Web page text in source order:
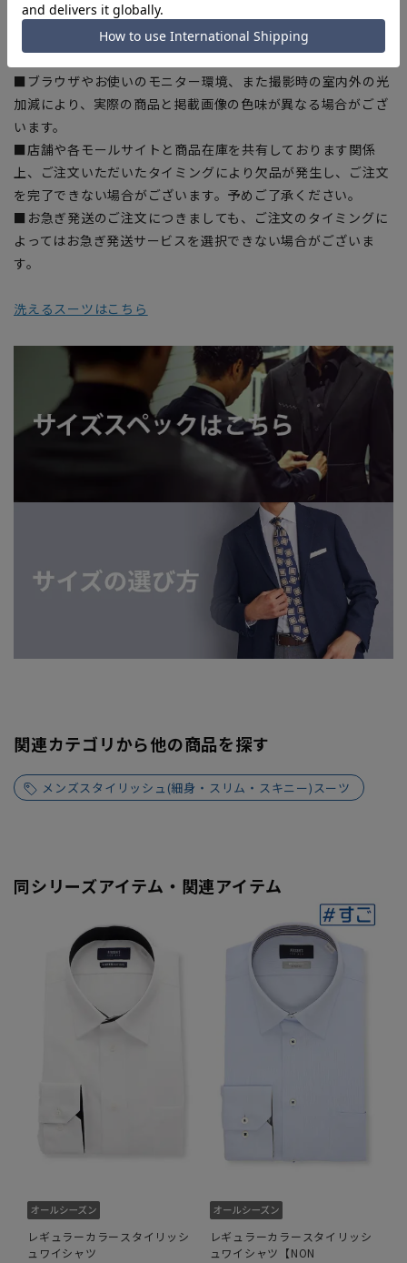
■サイズスペックは仕上がりサイズを記載しております。一
部、商品現物におすすめサイズ(ヌードサイズ)を記載している
商品もございます。
■ブラウザやお使いのモニター環境、また撮影時の室内外の光
加減により、実際の商品と掲載画像の色味が異なる場合がござ
います。
■店舗や各モールサイトと商品在庫を共有しております関係
上、ご注文いただいたタイミングにより欠品が発生し、ご注文
を完了できない場合がございます。予めご了承ください。
■お急ぎ発送のご注文につきましても、ご注文のタイミングに
よってはお急ぎ発送サービスを選択できない場合がございま
す。
洗えるスーツはこちら
関連カテゴリから他の商品を探す
メンズスタイリッシュ(細身・スリム・スキニー)スーツ
同シリーズアイテム・関連アイテム
レギュラーカラースタイリッシ
ュワイシャツ
レギュラーカラースタイリッシ
ュワイシャツ【NON